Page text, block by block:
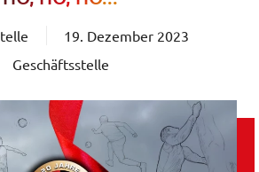
19. Dezember 2023
Geschäftsstelle